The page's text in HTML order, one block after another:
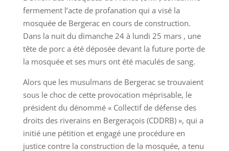
fermement l’acte de profanation qui a visé la
mosquée de Bergerac en cours de construction.
Dans la nuit du dimanche 24 à lundi 25 mars , une
tête de porc a été déposée devant la future porte de
la mosquée et ses murs ont été maculés de sang.
Alors que les musulmans de Bergerac se trouvaient
sous le choc de cette provocation méprisable, le
président du dénommé « Collectif de défense des
droits des riverains en Bergeraçois (CDDRB) », qui a
initié une pétition et engagé une procédure en
justice contre la construction de la mosquée, a tenu